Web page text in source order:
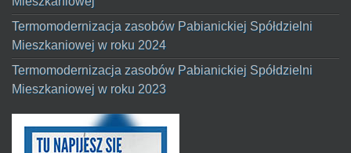
Termomodernizacja zasobów Pabianickiej Spółdzielni
Mieszkaniowej w roku 2024
Termomodernizacja zasobów Pabianickiej Spółdzielni
Mieszkaniowej w roku 2023